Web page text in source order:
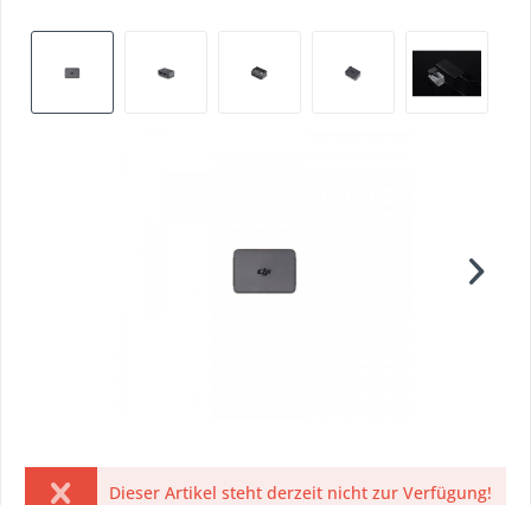
Dieser Artikel steht derzeit nicht zur Verfügung!